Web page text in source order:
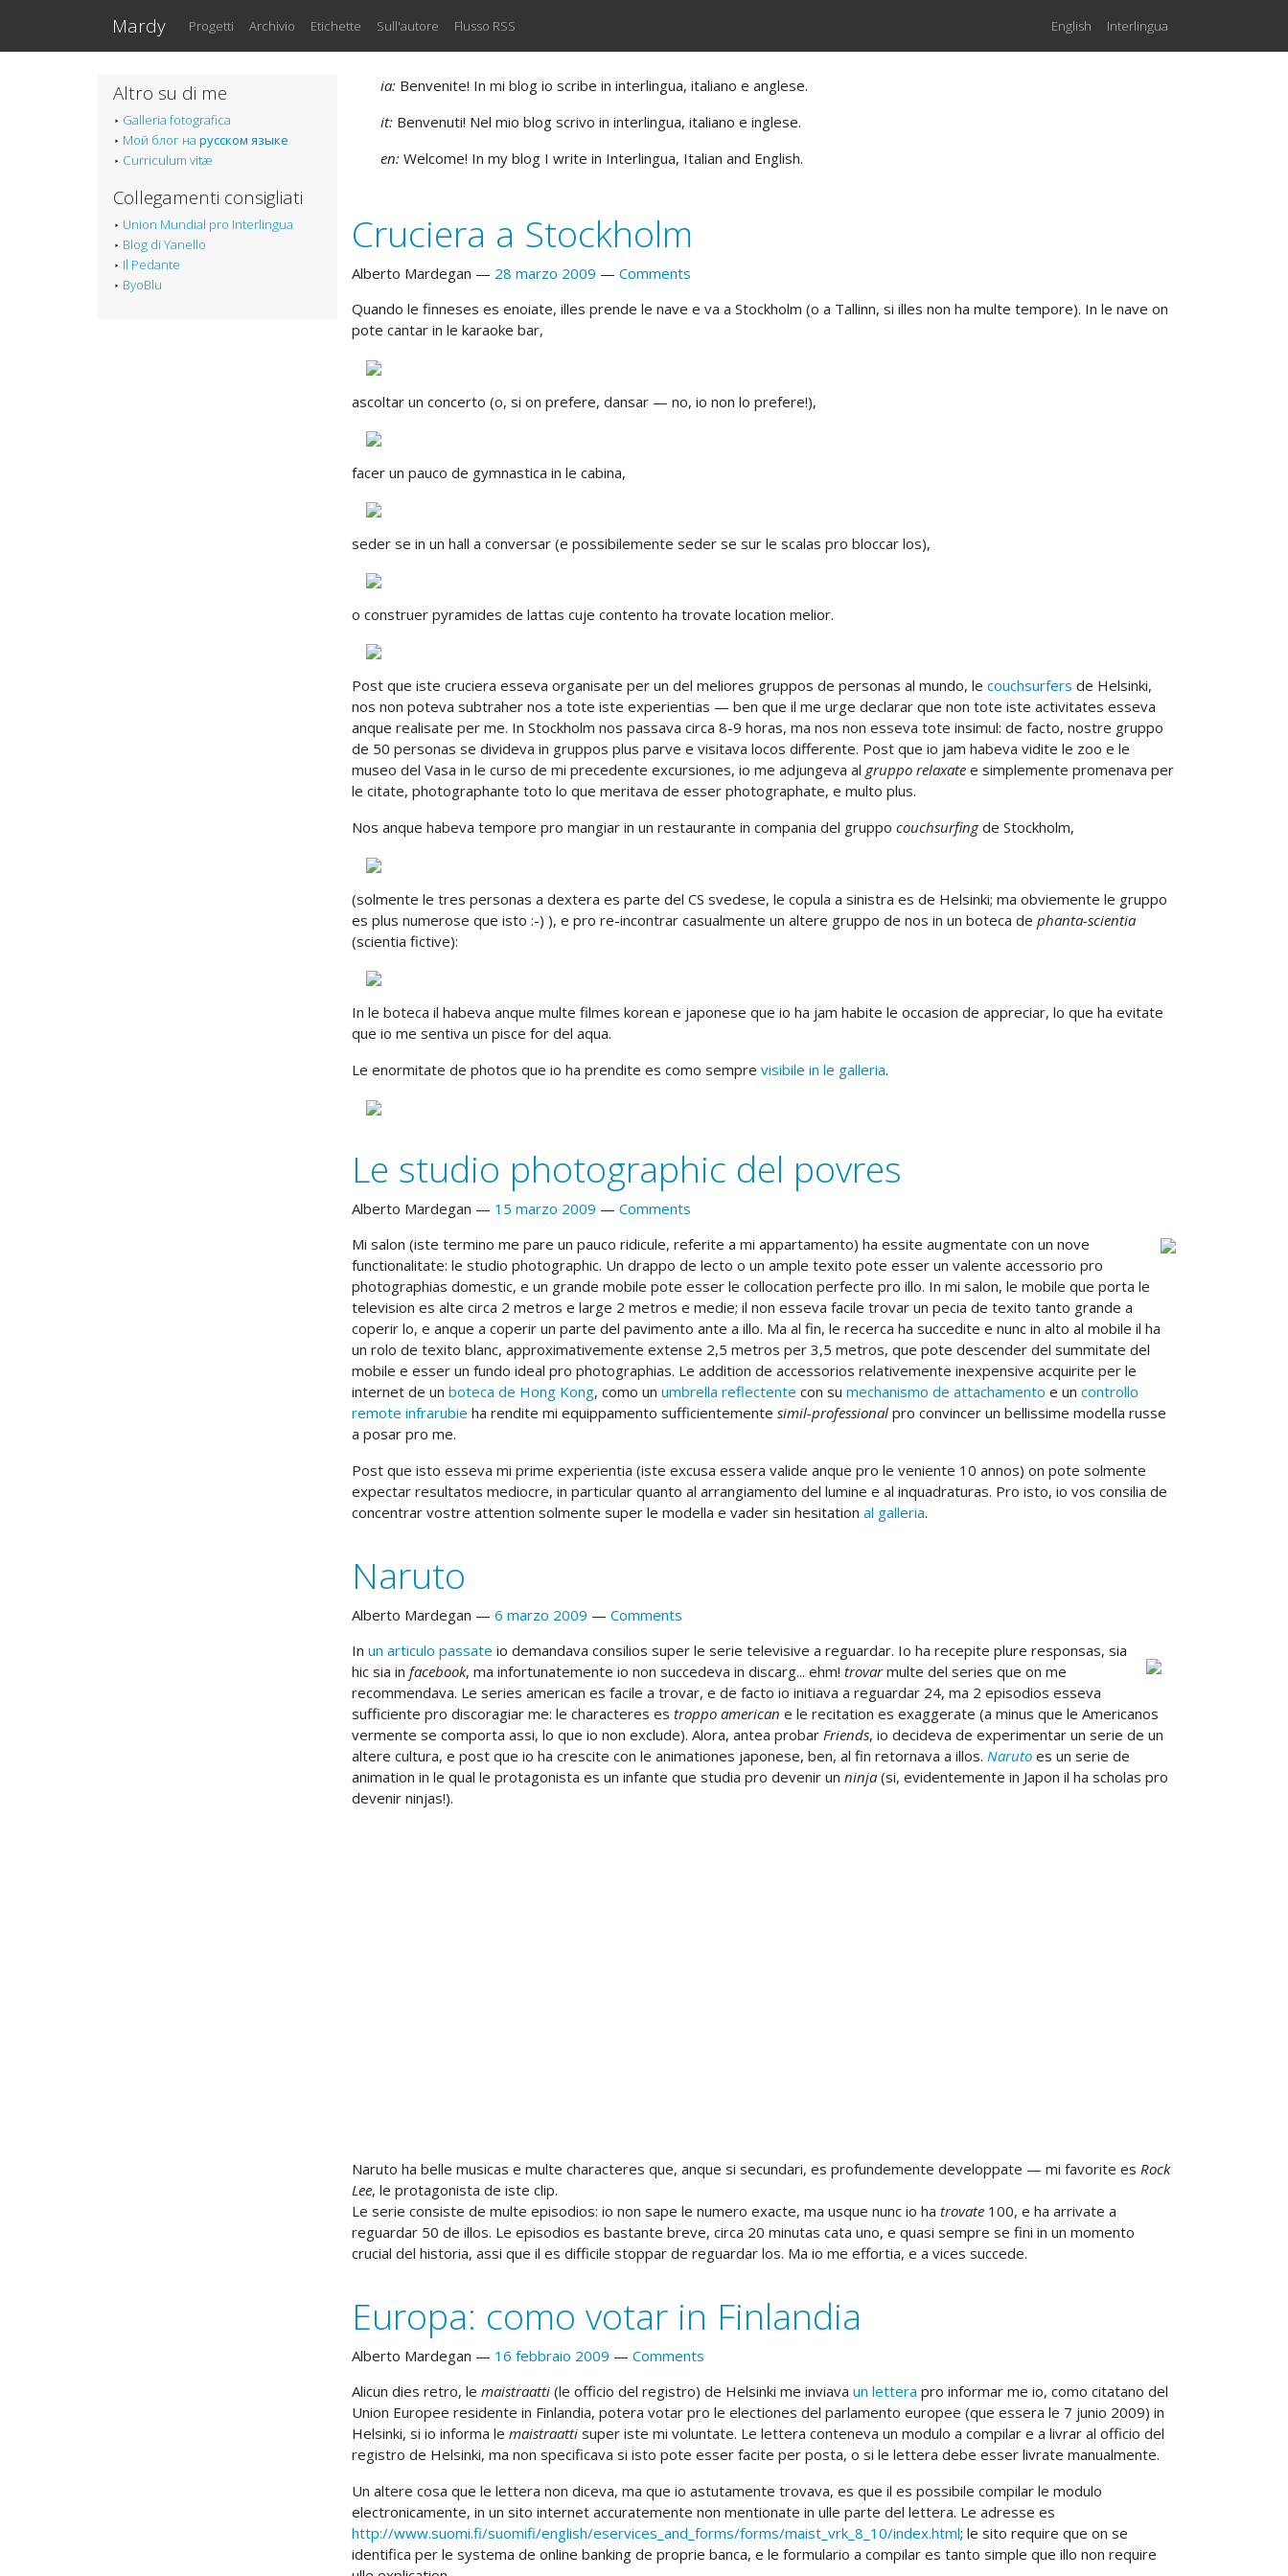
Mardy Progetti Archivio Etichette Sull'autore Flusso RSS English Interlingua
Altro su di me
Galleria fotografica
Мой блог на русском языке
Curriculum vitæ
Collegamenti consigliati
Union Mundial pro Interlingua
Blog di Yanello
Il Pedante
ByoBlu
ia: Benvenite! In mi blog io scribe in interlingua, italiano e anglese.
it: Benvenuti! Nel mio blog scrivo in interlingua, italiano e inglese.
en: Welcome! In my blog I write in Interlingua, Italian and English.
Cruciera a Stockholm
Alberto Mardegan 28 marzo 2009
Comments
Quando le finneses es enoiate, illes prende le nave e va a Stockholm (o a Tallinn, si illes non ha multe tempore). In le nave on
pote cantar in le karaoke bar,
ascoltar un concerto (o, si on prefere, dansar — no, io non lo prefere!),
facer un pauco de gymnastica in le cabina,
seder se in un hall a conversar (e possibilemente seder se sur le scalas pro bloccar los),
o construer pyramides de lattas cuje contento ha trovate location melior.
Post que iste cruciera esseva organisate per un del meliores gruppos de personas al mundo, le couchsurfers de Helsinki,
nos non poteva subtraher nos a tote iste experientias — ben que il me urge declarar que non tote iste activitates esseva
anque realisate per me. In Stockholm nos passava circa 8-9 horas, ma nos non esseva tote insimul: de facto, nostre gruppo
de 50 personas se divideva in gruppos plus parve e visitava locos differente. Post que io jam habeva vidite le zoo e le
museo del Vasa in le curso de mi precedente excursiones, io me adjungeva al gruppo relaxate e simplemente promenava per
le citate, photographante toto lo que meritava de esser photographate, e multo plus.
Nos anque habeva tempore pro mangiar in un restaurante in compania del gruppo couchsurfingde Stockholm,
(solmente le tres personas a dextera es parte del CS svedese, le copula a sinistra es de Helsinki; ma obviemente le gruppo
es plus numerose que isto :-) ), e pro re-incontrar casualmente un altere gruppo de nos in un boteca de phanta-scientia
(scientia fictive):
In le boteca il habeva anque multe filmes korean e japonese que io ha jam habite le occasion de appreciar, lo que ha evitate
que io me sentiva un pisce for del aqua.
Le enormitate de photos que io ha prendite es como sempre visibile in le galleria.
Le studio photographic del povres
Alberto Mardegan 15 marzo 2009
Comments
Mi salon (iste termino me pare un pauco ridicule, referite a mi appartamento) ha essite augmentate con un nove
functionalitate: le studio photographic. Un drappo de lecto o un ample texito pote esser un valente accessorio pro
photographias domestic, e un grande mobile pote esser le collocation perfecte pro illo. In mi salon, le mobile que porta le
television es alte circa 2 metros e large 2 metros e medie; il non esseva facile trovar un pecia de texito tanto grande a
coperir lo, e anque a coperir un parte del pavimento ante a illo. Ma al fin, le recerca ha succedite e nunc in alto al mobile il ha
un rolo de texito blanc, approximativemente extense 2,5 metros per 3,5 metros, que pote descender del summitate del
mobile e esser un fundo ideal pro photographias. Le addition de accessorios relativemente inexpensive acquirite per le
internet de un boteca de Hong Kong, como un umbrella reflectente con su mechanismo de attachamento e un controllo
remote infrarubie ha rendite mi equippamento sufficientemente simil-professional pro convincer un bellissime modella russe
a posar pro me.
Post que isto esseva mi prime experientia (iste excusa essera valide anque pro le veniente 10 annos) on pote solmente
expectar resultatos mediocre, in particular quanto al arrangiamento del lumine e al inquadraturas. Pro isto, io vos consilia de
concentrar vostre attention solmente super le modella e vader sin hesitation al galleria.
Naruto
Alberto Mardegan 6 marzo 2009
Comments
In un articulo passate io demandava consilios super le serie televisive a reguardar. Io ha recepite plure responsas, sia
hic sia in facebook, ma infortunatemente io non succedeva in discarg... ehm! trovarmulte del series que on me
recommendava. Le series american es facile a trovar, e de facto io initiava a reguardar 24, ma 2 episodios esseva
sufficiente pro discoragiar me: le characteres es troppo american e le recitation es exaggerate (a minus que le Americanos
vermente se comporta assi, lo que io non exclude). Alora, antea probar Friends, io decideva de experimentar un serie de un
altere cultura, e post que io ha crescite con le animationes japonese, ben, al fin retornava a illos. Naruto es un serie de
animation in le qual le protagonista es un infante que studia pro devenir un ninja (si, evidentemente in Japon il ha scholas pro
devenir ninjas!).
Naruto ha belle musicas e multe characteres que, anque si secundari, es profundemente developpate — mi favorite es Rock
Lee, le protagonista de iste clip.
Le serie consiste de multe episodios: io non sape le numero exacte, ma usque nunc io ha trovate 100, e ha arrivate a
reguardar 50 de illos. Le episodios es bastante breve, circa 20 minutas cata uno, e quasi sempre se fini in un momento
crucial del historia, assi que il es difficile stoppar de reguardar los. Ma io me effortia, e a vices succede.
Europa: como votar in Finlandia
Alberto Mardegan 16 febbraio 2009
Comments
Alicun dies retro, le maistraatti (le officio del registro) de Helsinki me inviava un lettera pro informar me io, como citatano del
Union Europee residente in Finlandia, potera votar pro le electiones del parlamento europee (que essera le 7 junio 2009) in
Helsinki, si io informa le maistraatti super iste mi voluntate. Le lettera conteneva un modulo a compilar e a livrar al officio del
registro de Helsinki, ma non specificava si isto pote esser facite per posta, o si le lettera debe esser livrate manualmente.
Un altere cosa que le lettera non diceva, ma que io astutamente trovava, es que il es possibile compilar le modulo
electronicamente, in un sito internet accuratemente non mentionate in ulle parte del lettera. Le adresse es
http://www.suomi.fi/suomifi/english/eservices_and_forms/forms/maist_vrk_8_10/index.html; le sito require que on se
identifica per le systema de online banking de proprie banca, e le formulario a compilar es tanto simple que illo non require